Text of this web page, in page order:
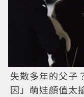
失散多年的父子
因」萌娃顏值太